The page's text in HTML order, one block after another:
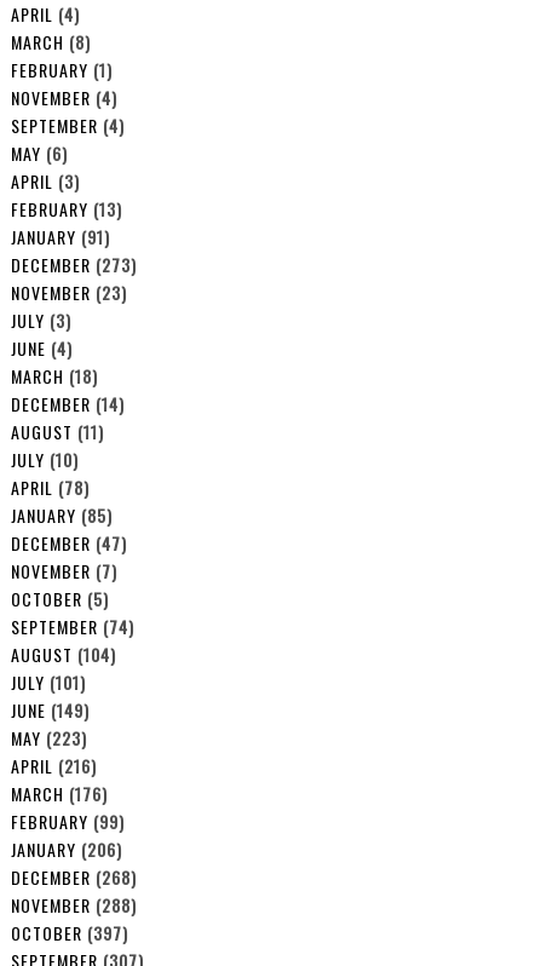
APRIL (4)
MARCH (8)
FEBRUARY (1)
NOVEMBER (4)
SEPTEMBER (4)
MAY (6)
APRIL (3)
FEBRUARY (13)
JANUARY (91)
DECEMBER (273)
NOVEMBER (23)
JULY (3)
JUNE (4)
MARCH (18)
DECEMBER (14)
AUGUST (11)
JULY (10)
APRIL (78)
JANUARY (85)
DECEMBER (47)
NOVEMBER (7)
OCTOBER (5)
SEPTEMBER (74)
AUGUST (104)
JULY (101)
JUNE (149)
MAY (223)
APRIL (216)
MARCH (176)
FEBRUARY (99)
JANUARY (206)
DECEMBER (268)
NOVEMBER (288)
OCTOBER (397)